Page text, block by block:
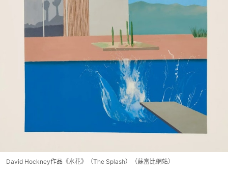
David Hockney作品《水花》（The Splash）（蘇富比網站）